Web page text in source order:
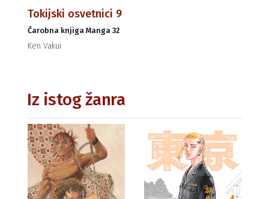
Tokijski osvetnici 9
Čarobna knjiga Manga 32
Ken Vakui
Iz istog žanra